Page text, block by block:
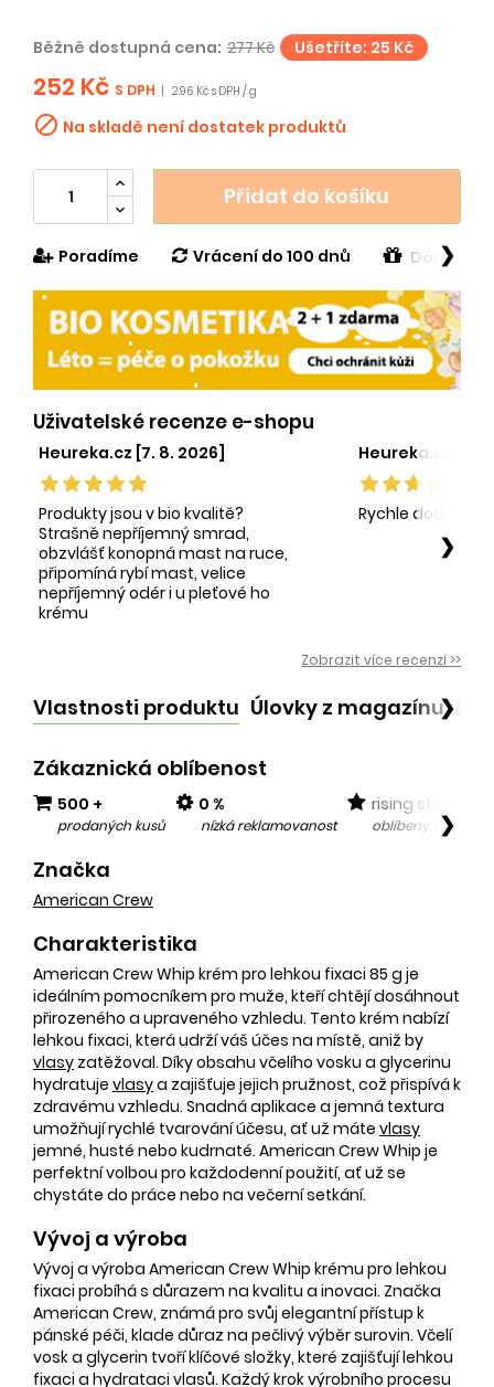
Běžně dostupná cena: 277 Kč Ušetříte: 25 Kč
252 Kč S DPH 2.96 Kč s DPH / g
 Na skladě není dostatek produktů
Přidat do košíku
Poradíme Vrácení do 100 dnů Dárek v
❯
Uživatelské recenze e-shopu
Heureka.cz [7. 8. 2026]
Produkty jsou v bio kvalitě?
Strašně nepříjemný smrad,
obzvlášť konopná mast na ruce,
připomíná rybí mast, velice
nepříjemný odér i u pleťové ho
krému
Heureka.cz [1.
Rychle dodání
❯
Zobrazit více recenzí >>
Vlastnosti produktu Úlovky z magazínu❯
Zákaznická oblíbenost
500 +
prodaných kusů
0 %
nízká reklamovanost
rising star
oblíbený v❯
Značka
American Crew
Charakteristika
American Crew Whip krém pro lehkou fixaci 85 g je
ideálním pomocníkem pro muže, kteří chtějí dosáhnout
přirozeného a upraveného vzhledu. Tento krém nabízí
lehkou fixaci, která udrží váš účes na místě, aniž by
vlasy zatěžoval. Díky obsahu včelího vosku a glycerinu
hydratuje vlasya zajišťuje jejich pružnost, což přispívá k
zdravému vzhledu. Snadná aplikace a jemná textura
umožňují rychlé tvarování účesu, ať už máte vlasy
jemné, husté nebo kudrnaté. American Crew Whip je
perfektní volbou pro každodenní použití, ať už se
chystáte do práce nebo na večerní setkání.
Vývoj a výroba
Vývoj a výroba American Crew Whip krému pro lehkou
fixaci probíhá s důrazem na kvalitu a inovaci. Značka
American Crew, známá pro svůj elegantní přístup k
pánské péči, klade důraz na pečlivý výběr surovin. Včelí
vosk a glycerin tvoří klíčové složky, které zajišťují lehkou
fixaci a hydrataci vlasů. Každý krok výrobního procesu